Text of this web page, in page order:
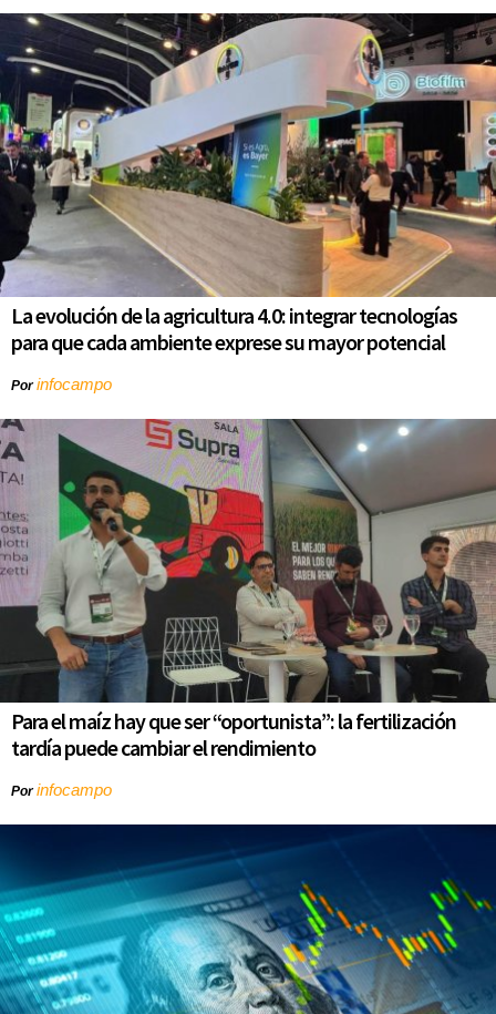
La evolución de la agricultura 4.0: integrar tecnologías
para que cada ambiente exprese su mayor potencial
Porinfocampo
Para el maíz hay que ser “oportunista”: la fertilización
tardía puede cambiar el rendimiento
Porinfocampo